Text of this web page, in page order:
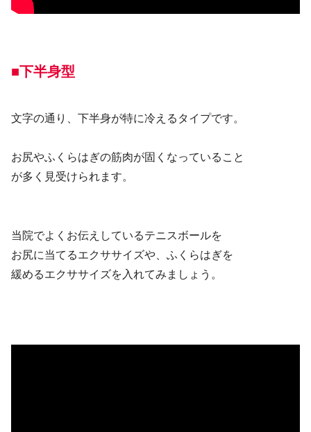
■下半身型
文字の通り、下半身が特に冷えるタイプです。
お尻やふくらはぎの筋肉が固くなっていること
が多く見受けられます。
当院でよくお伝えしているテニスボールを
お尻に当てるエクササイズや、ふくらはぎを
緩めるエクササイズを入れてみましょう。